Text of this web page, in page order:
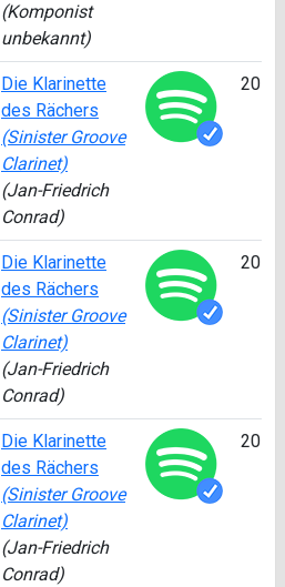
(Komponist
unbekannt)
Die Klarinette
des Rächers
(Sinister Groove
Clarinet)
(Jan-Friedrich
Conrad)
2014
Die Klarinette
des Rächers
(Sinister Groove
Clarinet)
(Jan-Friedrich
Conrad)
2014
Die Klarinette
des Rächers
(Sinister Groove
Clarinet)
(Jan-Friedrich
Conrad)
2014